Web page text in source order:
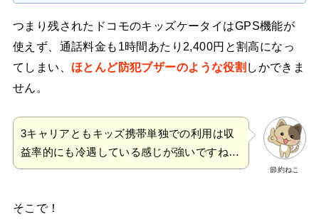
つまり残されたドコモのキッズケータイはGPS機能が
使えず、通話料金も1時間あたり2,400円と割高になっ
てしまい、 ほとんど防犯ブザーのような役割 しかできま
せん。
節約ねこ
3キャリアともキッズ携帯単独での利用は収
益率的にも冷遇している感じが強いですね…
そこで！